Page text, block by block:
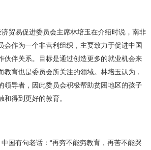
易促进委员会主席林培玉在介绍时说，南非
会作为一个非营利组织，主要致力于促进中国
伙伴关系。目标是通过创造更多的就业机会来
教育也是委员会所关注的领域。林培玉认为，
领导者，因此委员会积极帮助贫困地区的孩子
得到更好的教育。
有句老话：“再穷不能穷教育，再苦不能哭